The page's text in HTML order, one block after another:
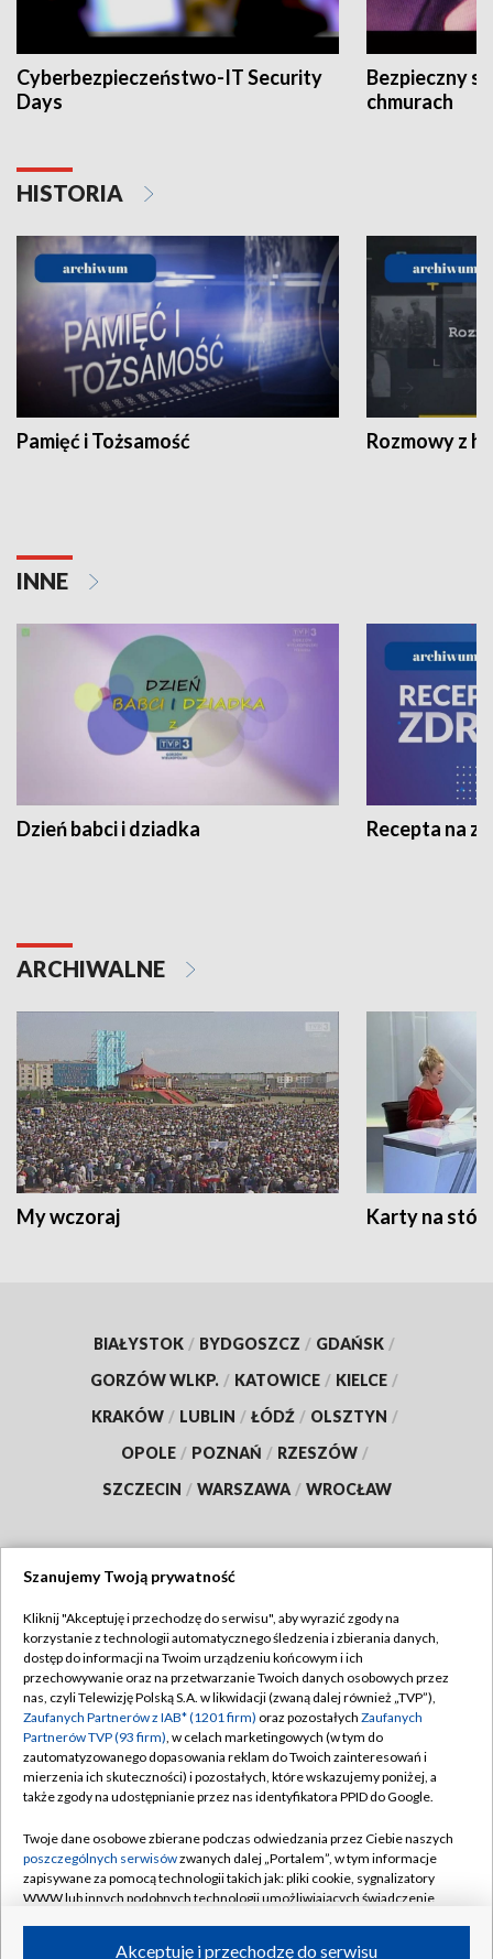
Cyberbezpieczeństwo-IT Security
Days
Bezpieczny
chmurach
HISTORIA
Pamięć i Tożsamość Rozmowy z
INNE
Dzień babci i dziadka Recepta na
ARCHIWALNE
My wczoraj Karty na
BIAŁYSTOK / BYDGOSZCZ / GDAŃSK /
GORZÓW WLKP. / KATOWICE / KIELCE /
KRAKÓW / LUBLIN / ŁÓDŹ / OLSZTYN /
OPOLE / POZNAŃ / RZESZÓW /
SZCZECIN / WARSZAWA / WROCŁAW
TVP
Abonament TVP
Emisja w TVP
Centrum informacji TVP
Naziemna Telewizja Cyfrowa
Rada Programowa
System NOS
Informacje o nadawcy
Regulamin TVP
Polityka prywatności
Moje zgody
Pomoc
Kontakt
Kanały
Szanujemy Twoją prywatność
Kliknij "Akceptuję i przechodzę do serwisu", aby wyrazić zgody na
korzystanie z technologii automatycznego śledzenia i zbierania danych,
dostęp do informacji na Twoim urządzeniu końcowym i ich
przechowywanie oraz na przetwarzanie Twoich danych osobowych przez
nas, czyli Telewizję Polską S.A. w likwidacji (zwaną dalej również „TVP”),
Zaufanych Partnerów z IAB* (1201 firm) oraz pozostałych Zaufanych
Partnerów TVP (93 firm), w celach marketingowych (w tym do
zautomatyzowanego dopasowania reklam do Twoich zainteresowań i
mierzenia ich skuteczności) i pozostałych, które wskazujemy poniżej, a
także zgody na udostępnianie przez nas identyfikatora PPID do Google.
Twoje dane osobowe zbierane podczas odwiedzania przez Ciebie naszych
poszczególnych serwisówzwanych dalej „Portalem”, w tym informacje
zapisywane za pomocą technologii takich jak: pliki cookie, sygnalizatory
WWW lub innych podobnych technologii umożliwiających świadczenie
Akceptuję i przechodzę do serwisu